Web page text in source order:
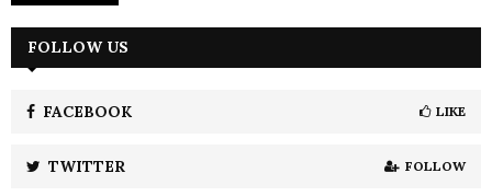
FOLLOW US
FACEBOOK LIKE
TWITTER FOLLOW